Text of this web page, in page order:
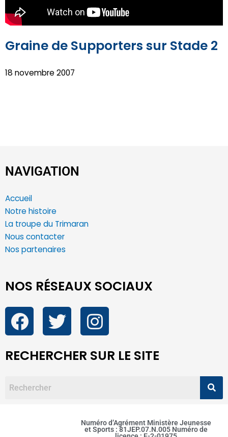
Graine de Supporters sur Stade 2
18 novembre 2007
NAVIGATION
Accueil
Notre histoire
La troupe du Trimaran
Nous contacter
Nos partenaires
NOS RÉSEAUX SOCIAUX
RECHERCHER SUR LE SITE
Numéro d’Agrément Ministère Jeunesse
et Sports : 81JEP.07.N.005 Numéro de